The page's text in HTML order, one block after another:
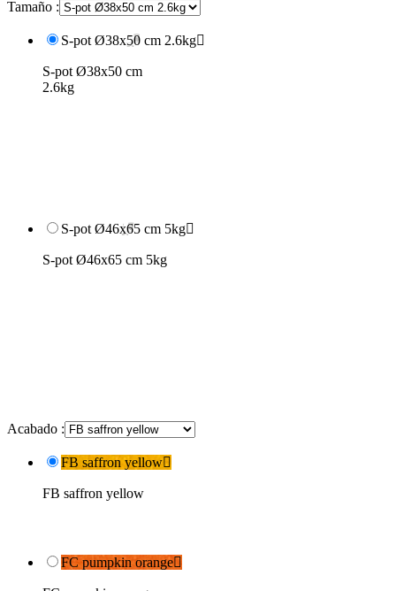
Tamaño :
S-pot Ø38x50 cm 2.6kg
S-pot Ø38x50 cm
2.6kg
S-pot Ø46x65 cm 5kg
S-pot Ø46x65 cm 5kg
Acabado :
FB saffron yellow
FB saffron yellow
FC pumpkin orange